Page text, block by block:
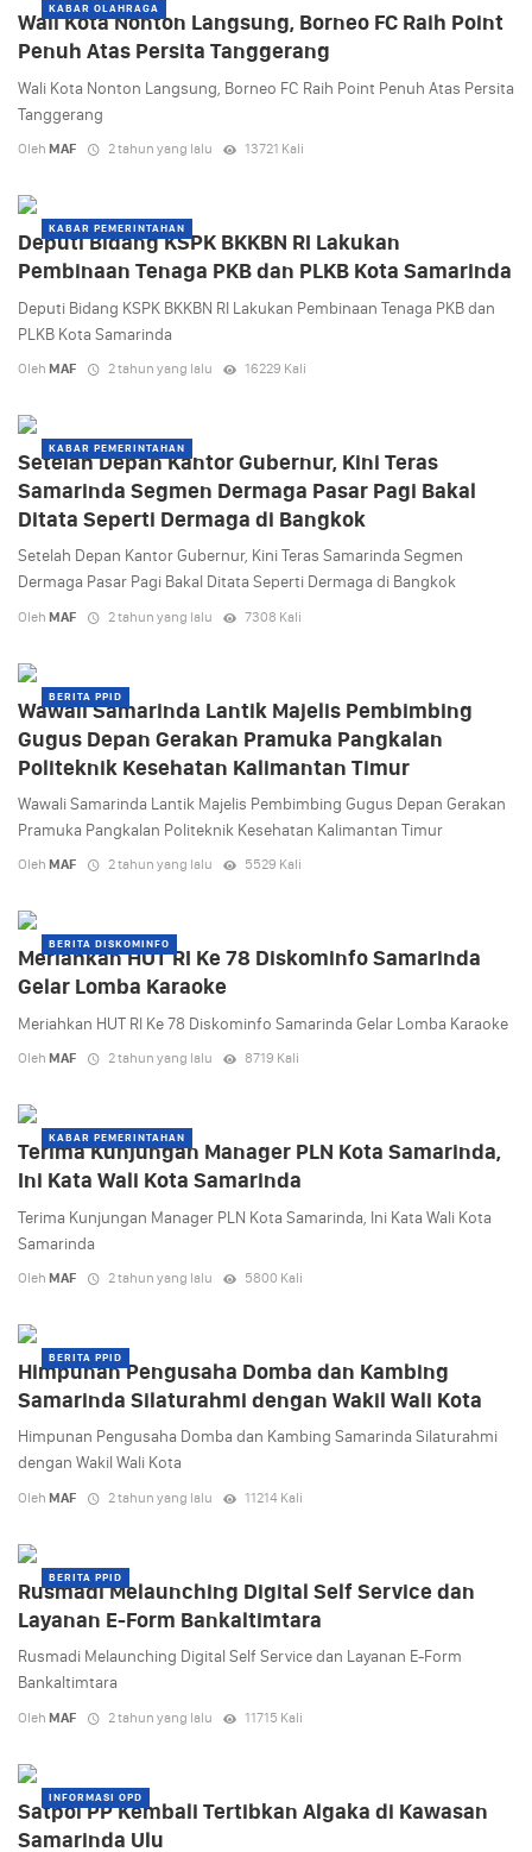
KABAR OLAHRAGA
Wali Kota Nonton Langsung, Borneo FC Raih Point
Penuh Atas Persita Tanggerang
Wali Kota Nonton Langsung, Borneo FC Raih Point Penuh Atas Persita
Tanggerang
Oleh MAF 2 tahun yang lalu 13721 Kali
KABAR PEMERINTAHAN
Deputi Bidang KSPK BKKBN RI Lakukan
Pembinaan Tenaga PKB dan PLKB Kota Samarinda
Deputi Bidang KSPK BKKBN RI Lakukan Pembinaan Tenaga PKB dan
PLKB Kota Samarinda
Oleh MAF 2 tahun yang lalu 16229 Kali
KABAR PEMERINTAHAN
Setelah Depan Kantor Gubernur, Kini Teras
Samarinda Segmen Dermaga Pasar Pagi Bakal
Ditata Seperti Dermaga di Bangkok
Setelah Depan Kantor Gubernur, Kini Teras Samarinda Segmen
Dermaga Pasar Pagi Bakal Ditata Seperti Dermaga di Bangkok
Oleh MAF 2 tahun yang lalu 7308 Kali
BERITA PPID
Wawali Samarinda Lantik Majelis Pembimbing
Gugus Depan Gerakan Pramuka Pangkalan
Politeknik Kesehatan Kalimantan Timur
Wawali Samarinda Lantik Majelis Pembimbing Gugus Depan Gerakan
Pramuka Pangkalan Politeknik Kesehatan Kalimantan Timur
Oleh MAF 2 tahun yang lalu 5529 Kali
BERITA DISKOMINFO
Meriahkan HUT RI Ke 78 Diskominfo Samarinda
Gelar Lomba Karaoke
Meriahkan HUT RI Ke 78 Diskominfo Samarinda Gelar Lomba Karaoke
Oleh MAF 2 tahun yang lalu 8719 Kali
KABAR PEMERINTAHAN
Terima Kunjungan Manager PLN Kota Samarinda,
Ini Kata Wali Kota Samarinda
Terima Kunjungan Manager PLN Kota Samarinda, Ini Kata Wali Kota
Samarinda
Oleh MAF 2 tahun yang lalu 5800 Kali
BERITA PPID
Himpunan Pengusaha Domba dan Kambing
Samarinda Silaturahmi dengan Wakil Wali Kota
Himpunan Pengusaha Domba dan Kambing Samarinda Silaturahmi
dengan Wakil Wali Kota
Oleh MAF 2 tahun yang lalu 11214 Kali
BERITA PPID
Rusmadi Melaunching Digital Self Service dan
Layanan E-Form Bankaltimtara
Rusmadi Melaunching Digital Self Service dan Layanan E-Form
Bankaltimtara
Oleh MAF 2 tahun yang lalu 11715 Kali
INFORMASI OPD
Satpol PP Kembali Tertibkan Algaka di Kawasan
Samarinda Ulu